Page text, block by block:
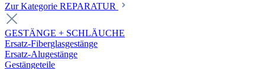
Zur Kategorie REPARATUR
GESTÄNGE + SCHLÄUCHE
Ersatz-Fiberglasgestänge
Ersatz-Alugestänge
Gestängeteile